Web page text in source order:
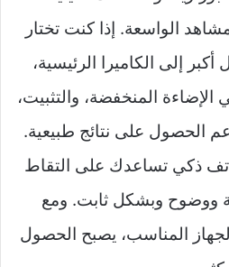
الواسعة. إذا كنت تختار
أكبر إلى الكاميرا الرئيسية،
المنخفضة، والتثبيت،
الحصول على نتائج طبيعية.
ذكي تساعدك على التقاط
ووضوح وبشكل ثابت. ومع
المناسب، يصبح الحصول